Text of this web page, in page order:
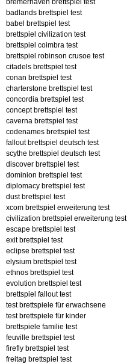
bremerhaven brettspiel test
badlands brettspiel test
babel brettspiel test
brettspiel civilization test
brettspiel coimbra test
brettspiel robinson crusoe test
citadels brettspiel test
conan brettspiel test
charterstone brettspiel test
concordia brettspiel test
concept brettspiel test
caverna brettspiel test
codenames brettspiel test
fallout brettspiel deutsch test
scythe brettspiel deutsch test
discover brettspiel test
dominion brettspiel test
diplomacy brettspiel test
dust brettspiel test
xcom brettspiel erweiterung test
civilization brettspiel erweiterung test
escape brettspiel test
exit brettspiel test
eclipse brettspiel test
elysium brettspiel test
ethnos brettspiel test
evolution brettspiel test
brettspiel fallout test
test brettspiele für erwachsene
test brettspiele für kinder
brettspiele familie test
feuville brettspiel test
firefly brettspiel test
freitag brettspiel test